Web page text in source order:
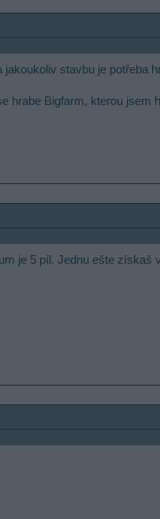
stavbu je potřeba
hrabe Bigfarm, kterou jsem
je 5 píl. Jednu ešte získaš